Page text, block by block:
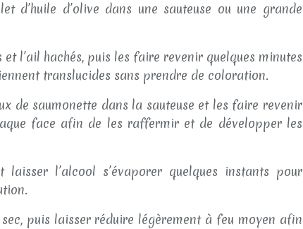
d’huile d’olive dans une sauteuse ou une grande
l’ail hachés, puis les faire revenir quelques minutes
translucides sans prendre de coloration.
de saumonette dans la sauteuse et les faire revenir
face afin de les raffermir et de développer les
laisser l’alcool s’évaporer quelques instants pour
puis laisser réduire légèrement à feu moyen afin